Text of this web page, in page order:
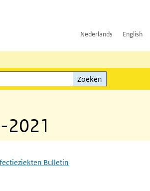
Nederlands English
Zoeken
2021
Bulletin